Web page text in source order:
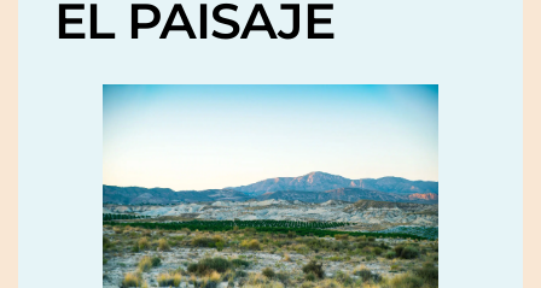
EL PAISAJE